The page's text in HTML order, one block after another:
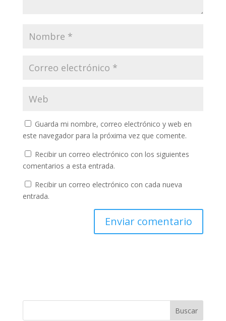
Guarda mi nombre, correo electrónico y web en
este navegador para la próxima vez que comente.
Recibir un correo electrónico con los siguientes
comentarios a esta entrada.
Recibir un correo electrónico con cada nueva
entrada.
Buscar